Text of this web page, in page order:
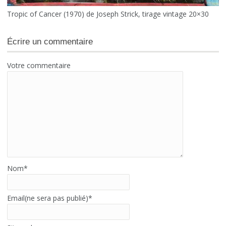
Tropic of Cancer (1970) de Joseph Strick, tirage vintage 20×30
Écrire un commentaire
Votre commentaire
Nom*
Email(ne sera pas publié)*